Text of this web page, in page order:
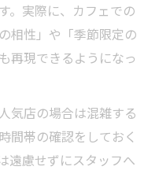
。実際に、カフェでの
相性」や「季節限定の
再現できるようになっ
気店の場合は混雑する
間帯の確認をしておく
遠慮せずにスタッフへ